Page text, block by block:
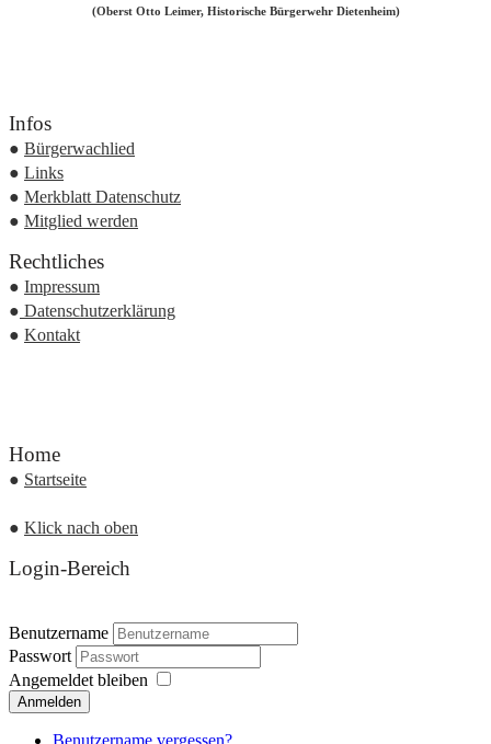
(Oberst Otto Leimer, Historische Bürgerwehr Dietenheim)
Infos
● Bürgerwachlied
● Links
● Merkblatt Datenschutz
● Mitglied werden
Rechtliches
● Impressum
● Datenschutzerklärung
● Kontakt
Home
● Startseite
● Klick nach oben
Login-Bereich
Benutzername
Passwort
Angemeldet bleiben
Anmelden
Benutzername vergessen?